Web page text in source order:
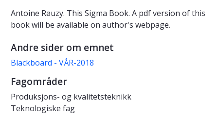
Antoine Rauzy. This Sigma Book. A pdf version of this
book will be available on author's webpage.
Andre sider om emnet
Blackboard - VÅR-2018
Fagområder
Produksjons- og kvalitetsteknikk
Teknologiske fag